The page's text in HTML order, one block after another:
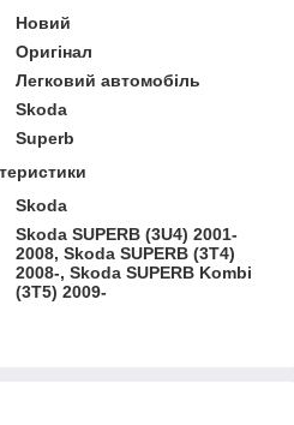
Новий
Оригінал
Легковий автомобіль
Skoda
Superb
Skoda
Skoda SUPERB (3U4) 2001-
2008, Skoda SUPERB (3T4)
2008-, Skoda SUPERB Kombi
(3T5) 2009-